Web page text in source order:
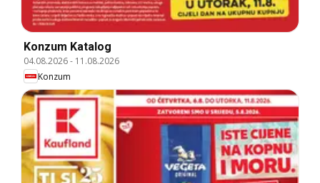
Konzum Katalog
04.08.2026- 11.08.2026
Konzum